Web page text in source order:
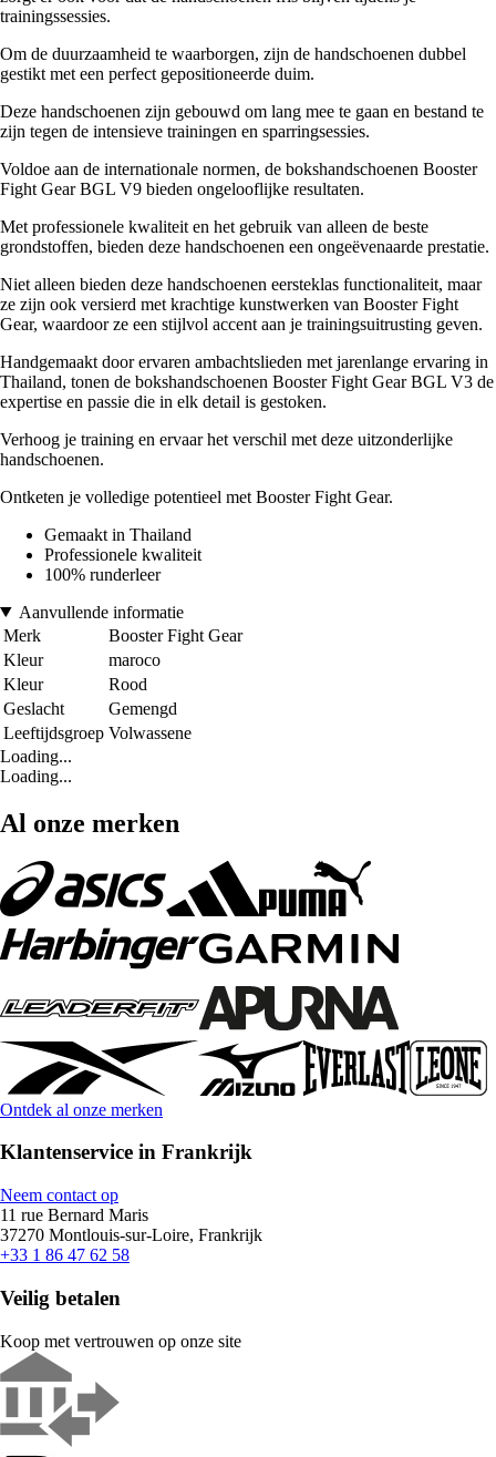
trainingssessies.
Om de duurzaamheid te waarborgen, zijn de handschoenen dubbel
gestikt met een perfect gepositioneerde duim.
Deze handschoenen zijn gebouwd om lang mee te gaan en bestand te
zijn tegen de intensieve trainingen en sparringsessies.
Voldoe aan de internationale normen, de bokshandschoenen Booster
Fight Gear BGL V9 bieden ongelooflijke resultaten.
Met professionele kwaliteit en het gebruik van alleen de beste
grondstoffen, bieden deze handschoenen een ongeëvenaarde prestatie.
Niet alleen bieden deze handschoenen eersteklas functionaliteit, maar
ze zijn ook versierd met krachtige kunstwerken van Booster Fight
Gear, waardoor ze een stijlvol accent aan je trainingsuitrusting geven.
Handgemaakt door ervaren ambachtslieden met jarenlange ervaring in
Thailand, tonen de bokshandschoenen Booster Fight Gear BGL V3 de
expertise en passie die in elk detail is gestoken.
Verhoog je training en ervaar het verschil met deze uitzonderlijke
handschoenen.
Ontketen je volledige potentieel met Booster Fight Gear.
Gemaakt in Thailand
Professionele kwaliteit
100% runderleer
Aanvullende informatie
Merk
Booster Fight Gear
Kleur
maroco
Kleur
Rood
Geslacht
Gemengd
Leeftijdsgroep Volwassene
Loading...
Loading...
Al onze merken
Ontdek al onze merken
Klantenservice in Frankrijk
Neem contact op
11 rue Bernard Maris
37270 Montlouis-sur-Loire, Frankrijk
+33 1 86 47 62 58
Veilig betalen
Koop met vertrouwen op onze site